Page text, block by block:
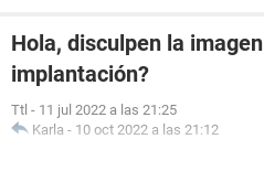
Hola, disculpen la
implantación?
Ttl - 11 jul 2022 a las 21:25
Karla - 10 oct 2022 a las 21:12